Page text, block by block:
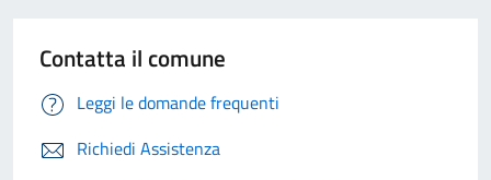
Contatta il comune
Leggi le domande frequenti
Richiedi Assistenza